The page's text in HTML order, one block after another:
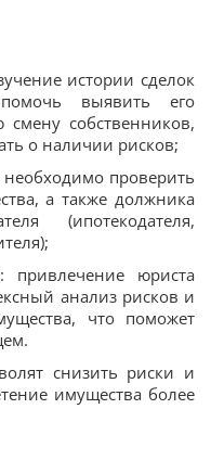
истории сделок
выявить его
собственников,
о наличии рисков;
проверить
а также должника
(ипотекодателя,
привлечение юриста
анализ рисков и
что поможет
снизить риски и
имущества более